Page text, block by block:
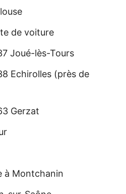
de voiture
Joué-lès-Tours
Echirolles (près de
Gerzat
à Montchanin